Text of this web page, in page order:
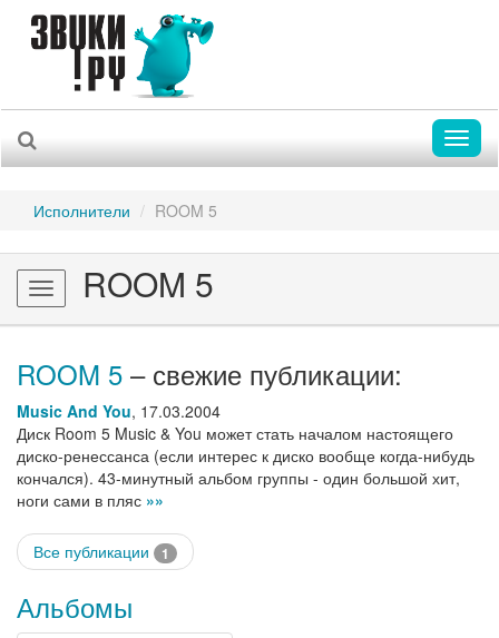
Исполнители ROOM 5
Toggle
navigation
ROOM 5
ROOM 5 – свежие публикации:
Music And You, 17.03.2004
Диск Room 5 Music & You может стать началом настоящего
диско-ренессанса (если интерес к диско вообще когда-нибудь
кончался). 43-минутный альбом группы - один большой хит,
ноги сами в пляс »»
Все публикации 1
Альбомы